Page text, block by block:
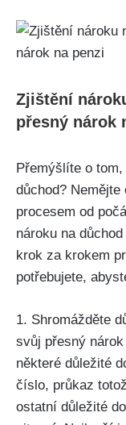
Zjištění
přesný nárok
Přemýšlíte o
důchod?
procesem od
nároku na
krok za krokem
potřebujete,
1. Shromážděte
svůj přesný
některé důležité
číslo, průkaz
ostatní důležité